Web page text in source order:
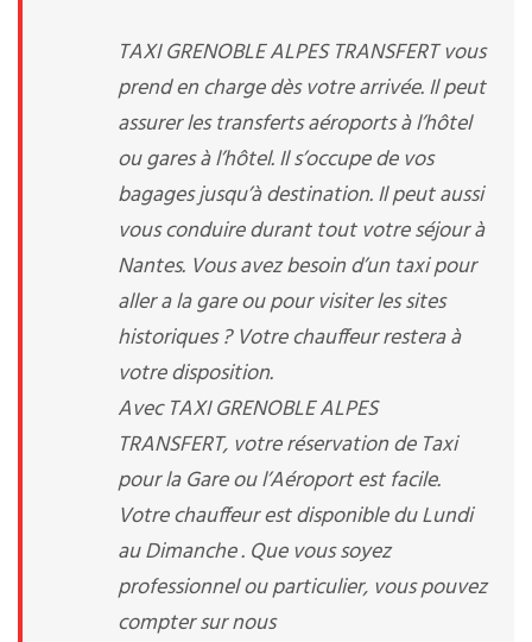
TAXI GRENOBLE ALPES TRANSFERT vous
prend en charge dès votre arrivée. Il peut
assurer les transferts aéroports à l’hôtel
ou gares à l’hôtel. Il s’occupe de vos
bagages jusqu’à destination. Il peut aussi
vous conduire durant tout votre séjour à
Nantes. Vous avez besoin d’un taxi pour
aller a la gare ou pour visiter les sites
historiques ? Votre chauffeur restera à
votre disposition.
Avec TAXI GRENOBLE ALPES
TRANSFERT, votre réservation de Taxi
pour la Gare ou l’Aéroport est facile.
Votre chauffeur est disponible du Lundi
au Dimanche . Que vous soyez
professionnel ou particulier, vous pouvez
compter sur nous